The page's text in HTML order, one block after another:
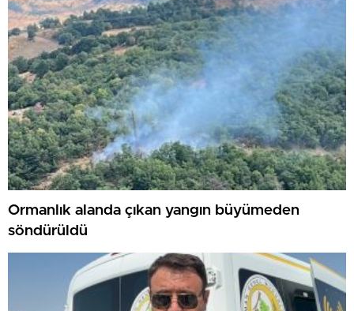
Ormanlık alanda çıkan yangın büyümeden
söndürüldü